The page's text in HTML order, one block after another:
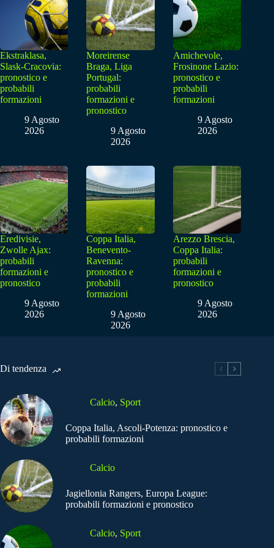
Ekstraklasa,
Slask-Cracovia:
pronostico e
probabili
formazioni
9 Agosto
2026
Moreirense
Braga, Liga
Portugal:
probabili
formazioni e
pronostico
9 Agosto
2026
Amichevole,
Frosinone Lazio:
pronostico e
probabili
formazioni
9 Agosto
2026
Eredivisie,
Zwolle Ajax:
probabili
formazioni e
pronostico
9 Agosto
2026
Coppa Italia,
Benevento-
Ravenna:
pronostico e
probabili
formazioni
9 Agosto
2026
Arezzo Brescia,
Coppa Italia:
probabili
formazioni e
pronostico
9 Agosto
2026
Di tendenza
Calcio, Sport
Coppa Italia, Ascoli-Potenza: pronostico e
probabili formazioni
Calcio
Jagiellonia Rangers, Europa League:
probabili formazioni e pronostico
Calcio, Sport